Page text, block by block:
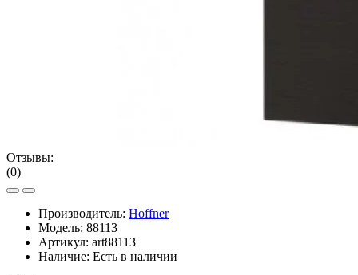
Отзывы:
(0)
Производитель: Hoffner
Модель: 88113
Артикул: art88113
Наличие: Есть в наличии